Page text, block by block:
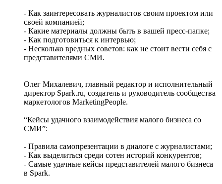
- Как заинтересовать журналистов своим проектом или
своей компанией;
- Какие материалы должны быть в вашей пресс-папке;
- Как подготовиться к интервью;
- Несколько вредных советов: как не стоит вести себя с
представителями СМИ.
Олег Михалевич, главный редактор и исполнительный
директор Spark.ru, создатель и руководитель сообщества
маркетологов MarketingPeople.
“Кейсы удачного взаимодействия малого бизнеса со
СМИ”:
- Правила самопрезентации в диалоге с журналистами;
- Как выделиться среди сотен историй конкурентов;
- Самые удачные кейсы представителей малого бизнеса
в Spark.